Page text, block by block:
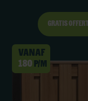
Gratis
Vanaf
180 p/m